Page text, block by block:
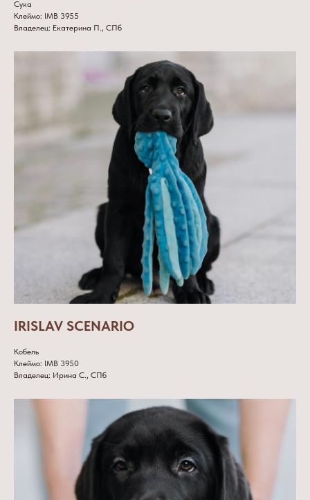
Сука
Клеймо: IMB 3955
Владелец: Екатерина П., СПб
IRISLAV SCENARIO
Кобель
Клеймо: IMB 3950
Владелец: Ирина С., СПб